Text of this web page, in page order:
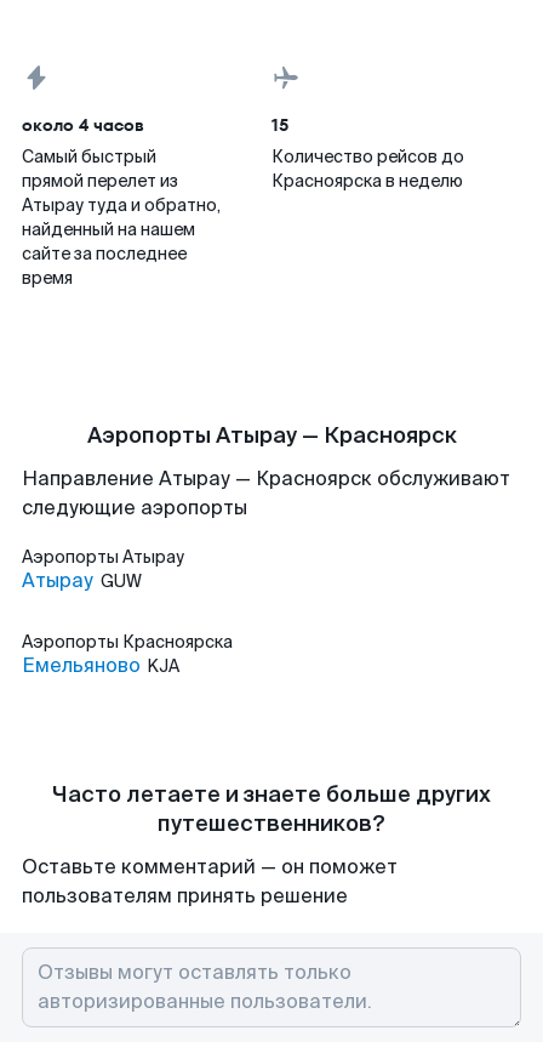
около 4 часов
Самый быстрый
прямой перелет из
Атырау туда и обратно,
найденный на нашем
сайте за последнее
время
15
Количество рейсов до
Красноярска в неделю
Аэропорты Атырау — Красноярск
Направление Атырау — Красноярск обслуживают
следующие аэропорты
Аэропорты Атырау
Атырау GUW
Аэропорты Красноярска
Емельяново KJA
Часто летаете и знаете больше других
путешественников?
Оставьте комментарий — он поможет
пользователям принять решение